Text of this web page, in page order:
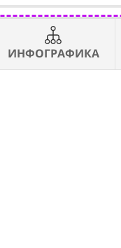
ИНФОГРАФИКА